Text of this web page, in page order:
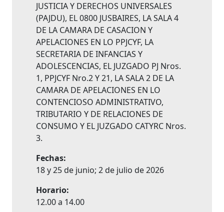
JUSTICIA Y DERECHOS UNIVERSALES
(PAJDU), EL 0800 JUSBAIRES, LA SALA 4
DE LA CAMARA DE CASACION Y
APELACIONES EN LO PPJCYF, LA
SECRETARIA DE INFANCIAS Y
ADOLESCENCIAS, EL JUZGADO PJ Nros.
1, PPJCYF Nro.2 Y 21, LA SALA 2 DE LA
CAMARA DE APELACIONES EN LO
CONTENCIOSO ADMINISTRATIVO,
TRIBUTARIO Y DE RELACIONES DE
CONSUMO Y EL JUZGADO CATYRC Nros.
3.
Fechas:
18 y 25 de junio; 2 de julio de 2026
Horario:
12.00 a 14.00